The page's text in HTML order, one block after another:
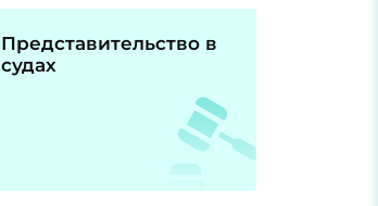
Представительство в
судах